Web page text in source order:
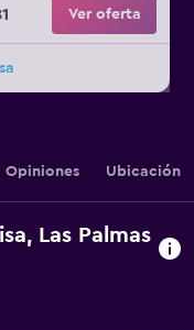
Ver oferta
Opiniones Ubicación
Las Palmas